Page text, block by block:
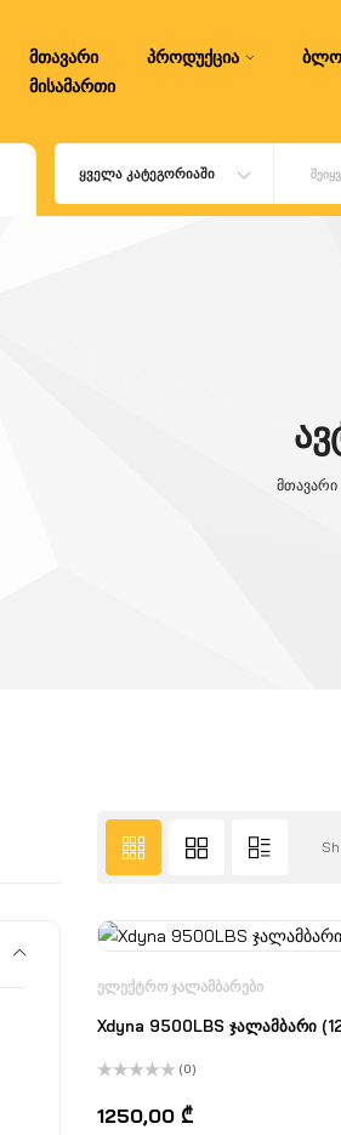
მთავარი პროდუქცია
მისამართი
ᲧᲕᲔᲚᲐ ᲙᲐᲢᲔᲒᲝᲠᲘᲐᲨᲘ
მთავარი
ᲔᲚᲔᲥᲢᲠᲝ ᲯᲐᲚᲐᲛᲑᲐᲠᲔᲑᲘ
Xdyna 9500LBS ჯალამბარი
0,
5-
(0)
1250,00 ₾